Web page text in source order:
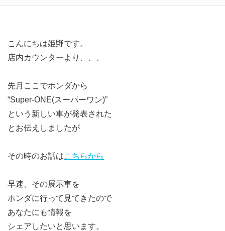
こんにちは姫野です。
店内カウンターより、、、
先月ここでホンダから
“Super-ONE(スーパーワン)”
という新しい車が発表された
とお伝えしましたが
その時のお話はこちらから
早速、その展示車を
ホンダに行って見てきたので
あなたにも情報を
シェアしたいと思います。